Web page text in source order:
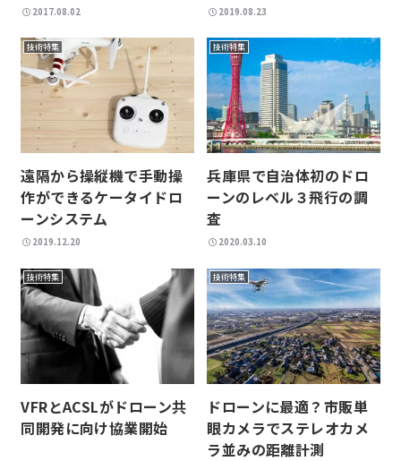
2017.08.02 2019.08.23
技術特集
遠隔から操縦機で手動操
作ができるケータイドロ
ーンシステム
2019.12.20
技術特集
兵庫県で自治体初のドロ
ーンのレベル３飛行の調
査
2020.03.10
技術特集
VFRとACSLがドローン共
同開発に向け協業開始
技術特集
ドローンに最適？市販単
眼カメラでステレオカメ
ラ並みの距離計測